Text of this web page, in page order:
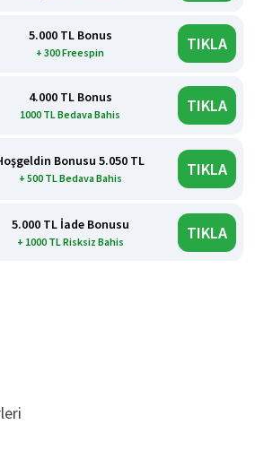
5.000 TL Bonus
+ 300 Freespin TIKLA
4.000 TL Bonus
1000 TL Bedava Bahis TIKLA
Bonusu 5.050 TL
+ 500 TL Bedava Bahis TIKLA
5.000 TL İade Bonusu
+ 1000 TL Risksiz Bahis TIKLA